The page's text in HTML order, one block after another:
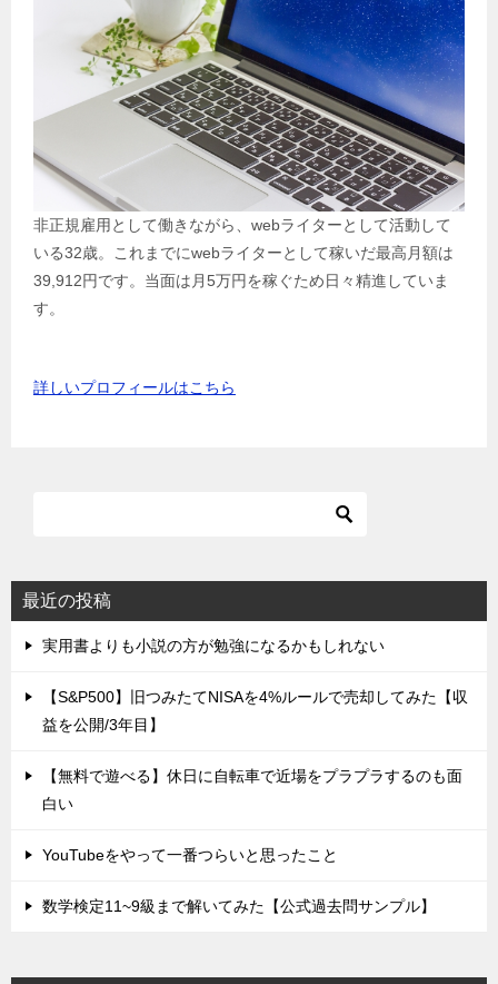
非正規雇用として働きながら、webライターとして活動して
いる32歳。これまでにwebライターとして稼いだ最高月額は
39,912円です。当面は月5万円を稼ぐため日々精進していま
す。
詳しいプロフィールはこちら
最近の投稿
実用書よりも小説の方が勉強になるかもしれない
【S&P500】旧つみたてNISAを4%ルールで売却してみた【収
益を公開/3年目】
【無料で遊べる】休日に自転車で近場をプラプラするのも面
白い
YouTubeをやって一番つらいと思ったこと
数学検定11~9級まで解いてみた【公式過去問サンプル】